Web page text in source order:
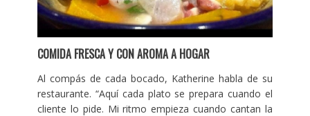
COMIDA FRESCA Y CON AROMA A HOGAR
Al compás de cada bocado, Katherine habla de su
restaurante. “Aquí cada plato se prepara cuando el
cliente lo pide. Mi ritmo empieza cuando cantan la